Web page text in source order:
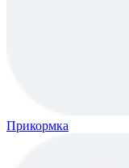
Прикормка